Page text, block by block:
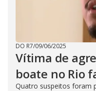
DO R7/09/06/2025
Vítima de
boate no Rio
Quatro suspeitos foram